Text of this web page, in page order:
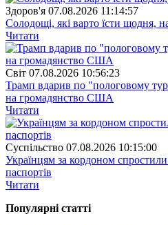
Здоров'я 07.08.2026 11:14:57
Солодощі, які варто їсти щодня,
Читати
Свiт 07.08.2026 10:56:23
Трамп вдарив по "пологовому
на громадянство США
Читати
Суспiльство 07.08.2026 10:15:00
Українцям за кордоном
паспортів
Читати
Популярнi статтi